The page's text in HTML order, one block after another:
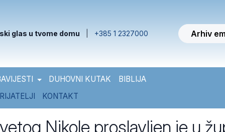
glas u tvome domu +385 1 2327000 Arhiv
DUHOVNI KUTAK
BIBLIJA
KONTAKT
Nikole proslavljen je u